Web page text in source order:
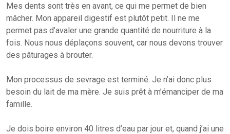
Mes dents sont très en avant, ce qui me permet de bien
mâcher. Mon appareil digestif est plutôt petit. Il ne me
permet pas d’avaler une grande quantité de nourriture à la
fois. Nous nous déplaçons souvent, car nous devons trouver
des pâturages à brouter.
Mon processus de sevrage est terminé. Je n’ai donc plus
besoin du lait de ma mère. Je suis prêt à m’émanciper de ma
famille.
Je dois boire environ 40 litres d’eau par jour et, quand j’ai une